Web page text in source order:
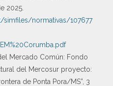
2025.
simfiles/normativas/107677
Mercado Común: Fondo
del Mercosur proyecto:
de Ponta Pora/MS”, 3